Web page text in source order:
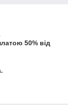
50% від